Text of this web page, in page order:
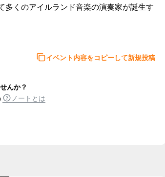
くのアイルランド音楽の演奏家が誕生す
イベント内容をコピーして新規投稿
んか？
ノートとは